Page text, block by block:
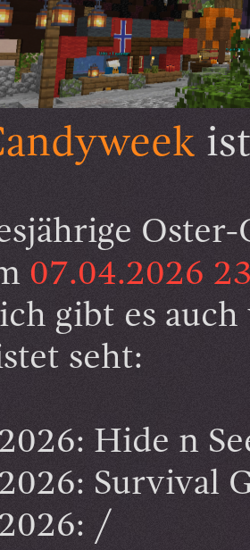
07.04.2026
gibt es
seht:
Hide n
Survival
/